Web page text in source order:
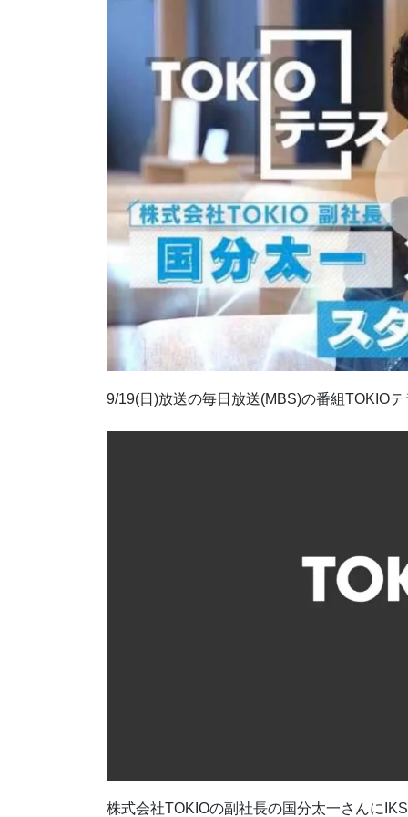
9/19(日)放送の毎日放送(MBS)の番組TOKIOテ
株式会社TOKIOの副社長の国分太一さんに